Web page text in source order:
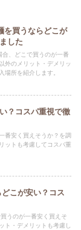
を買うならどこが
した
、どこで買うのが一番
外のメリット・デメリッ
場所を紹介します。
？コスパ重視で徹
番安く買えそうか？を調
ットも考慮してコスパ重
こが安い？コス
うのが一番安く買えそ
ト・デメリットも考慮し